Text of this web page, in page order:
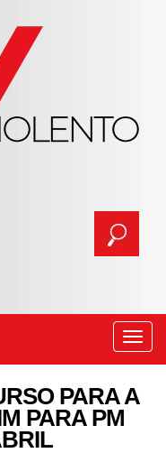
PARA A
PARA PM